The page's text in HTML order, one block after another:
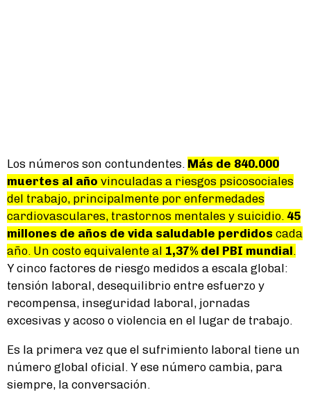
Los números son contundentes. Más de 840.000
muertes al año vinculadas a riesgos psicosociales
del trabajo, principalmente por enfermedades
cardiovasculares, trastornos mentales y suicidio. 45
millones de años de vida saludable perdidos cada
año. Un costo equivalente al 1,37% del PBI mundial
Y cinco factores de riesgo medidos a escala global:
tensión laboral, desequilibrio entre esfuerzo y
recompensa, inseguridad laboral, jornadas
excesivas y acoso o violencia en el lugar de trabajo.
Es la primera vez que el sufrimiento laboral tiene un
número global oficial. Y ese número cambia, para
siempre, la conversación.